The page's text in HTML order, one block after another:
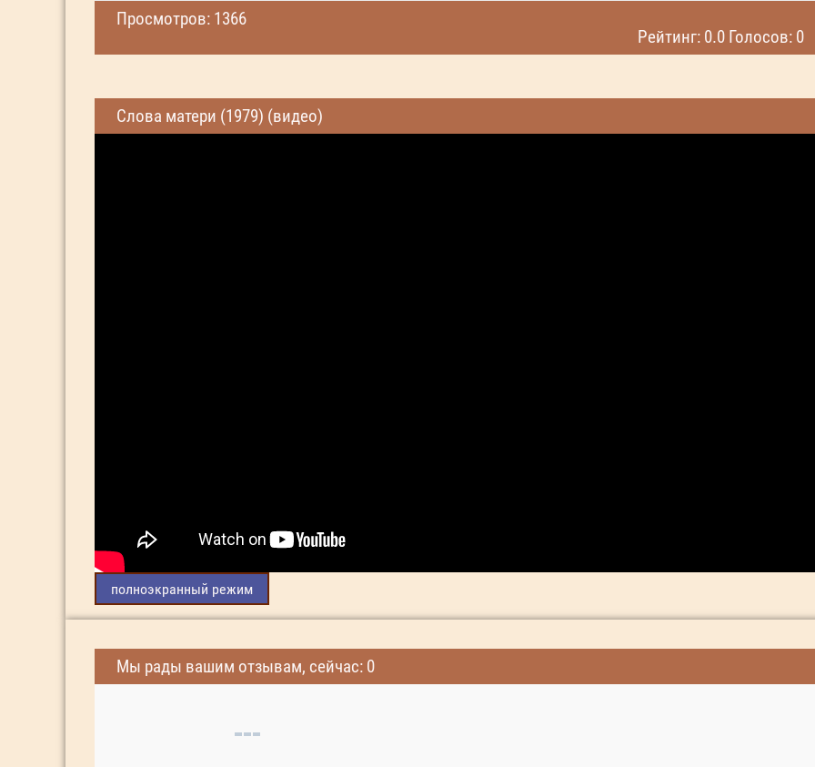
Просмотров: 1366
Рейтинг: 0.0 Голосов: 0
Слова матери (1979) (видео)
полноэкранный режим
Мы рады вашим отзывам, сейчас: 0